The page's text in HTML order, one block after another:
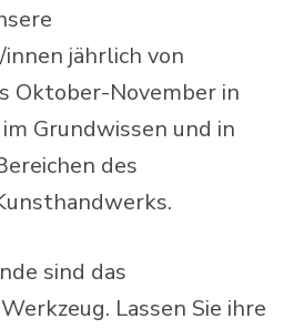
jährlich von
Oktober-November in
Grundwissen und in
des
sind das
Lassen Sie ihre